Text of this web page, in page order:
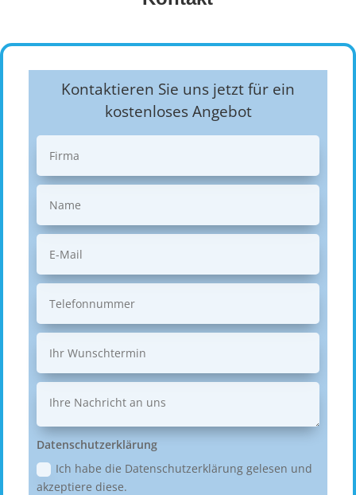
Kontaktieren Sie uns jetzt für ein
kostenloses Angebot
Datenschutzerklärung
Ich habe die Datenschutzerklärung gelesen und
akzeptiere diese.